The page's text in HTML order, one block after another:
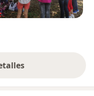
la experiencia